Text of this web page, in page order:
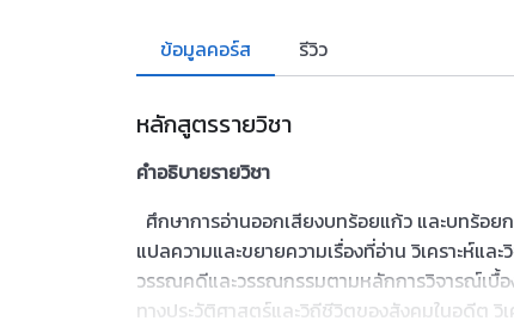
ข้อมูลคอร์ส รีวิว
หลักสูตรรายวิชา
คำอธิบายรายวิชา
ศึกษาการอ่านออกเสียงบทร้อยแก้ว และบทร้อย
แปลความและขยายความเรื่องที่อ่าน วิเคราะห์แล
วรรณคดีและวรรณกรรมตามหลักการวิจารณ์เบื้
ทางประวัติศาสตร์และวิถีชีวิตของสังคมในอดีต